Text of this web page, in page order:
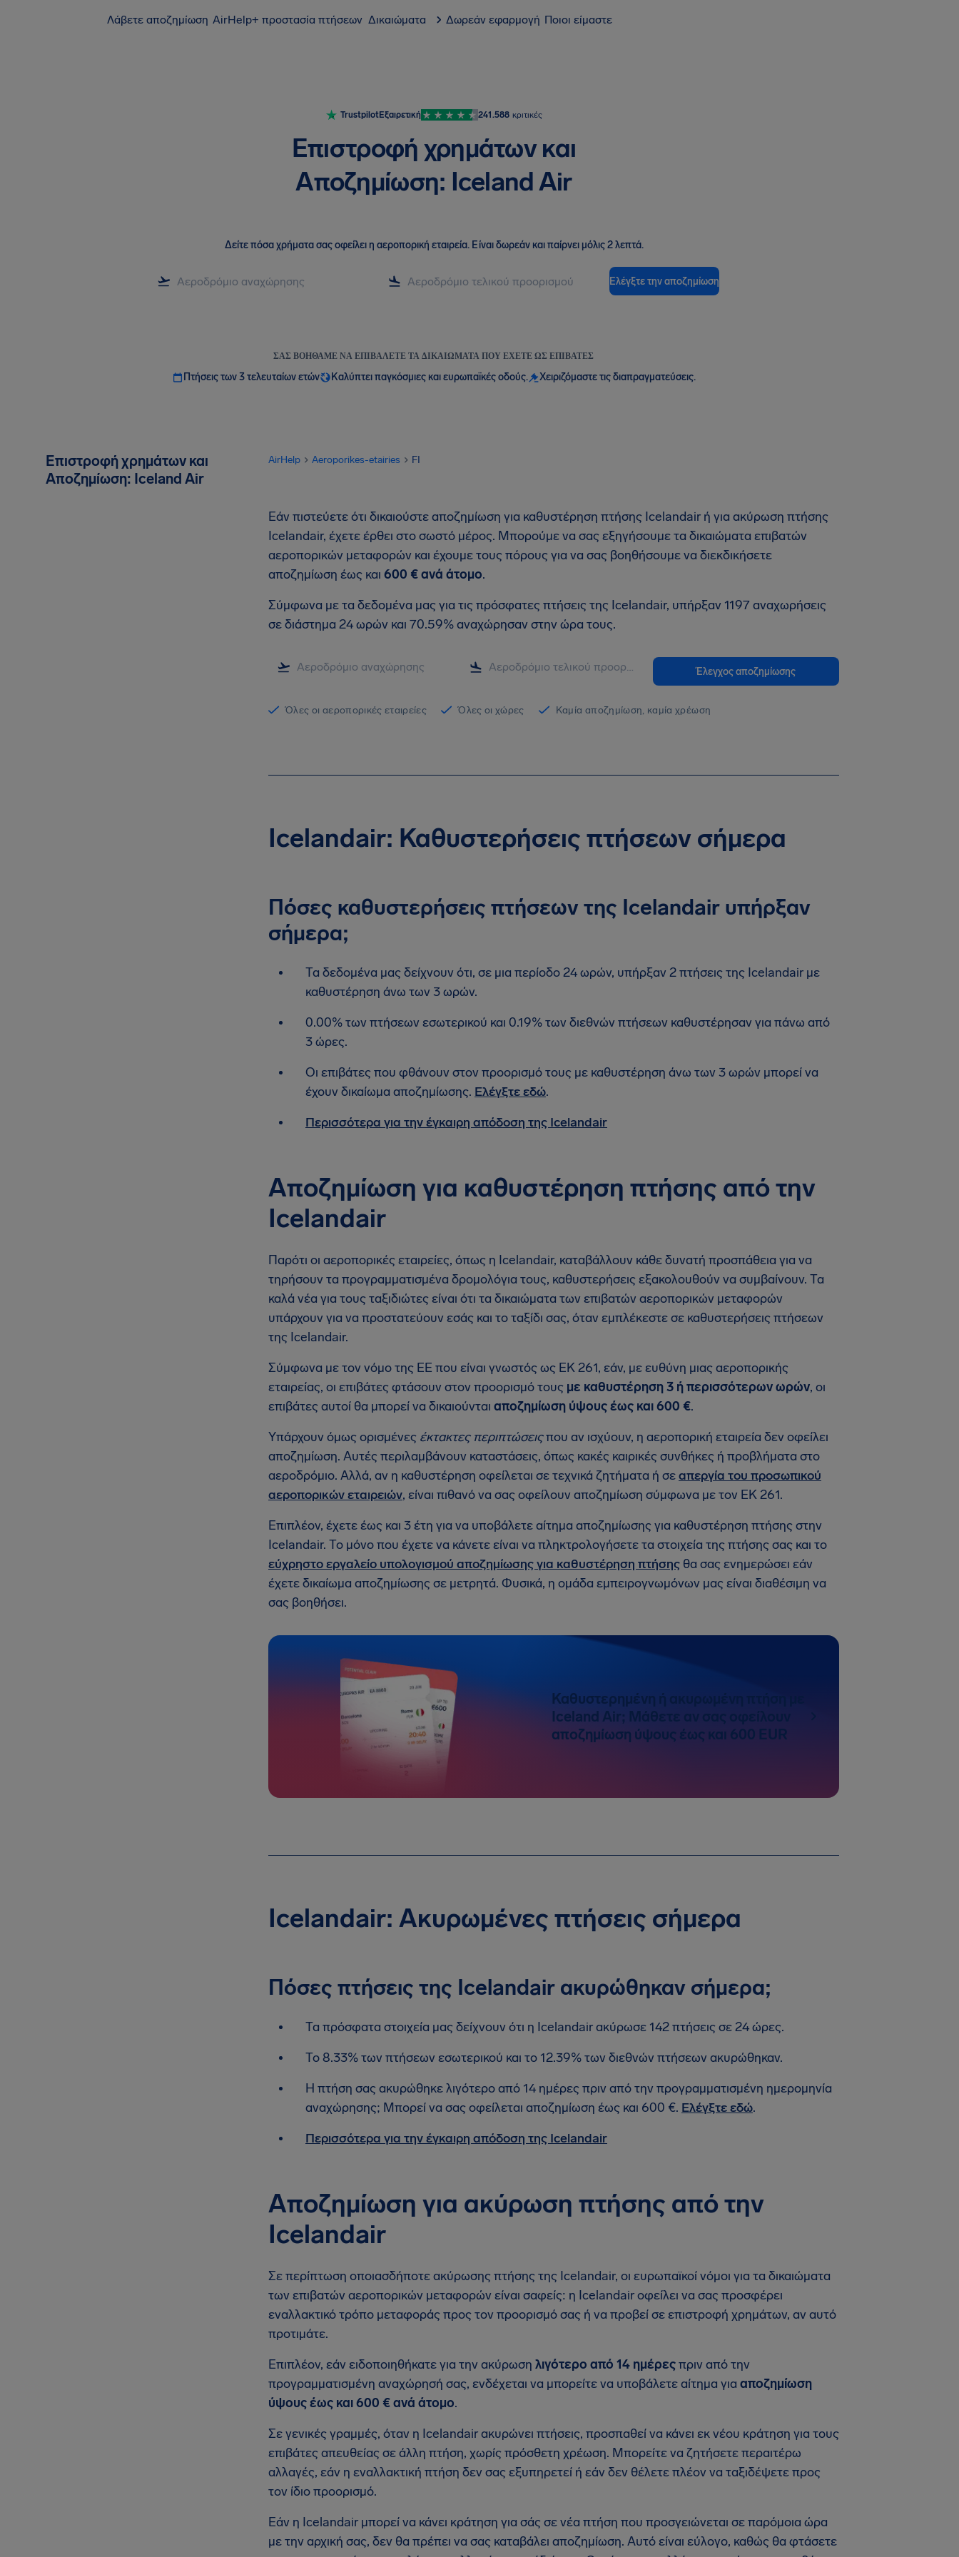
Λάβετε αποζημίωση AirHelp+ προστασία πτήσεων Δικαιώματα Δωρεάν εφαρμογή Ποιοι είμαστε
TrustpilotΕξαιρετική 241.588 κριτικές
Επιστροφή χρημάτων και
Αποζημίωση: Iceland Air
Δείτε πόσα χρήματα σας οφείλει η αεροπορική εταιρεία. Είναι δωρεάν και παίρνει μόλις 2 λεπτά.
Ελέγξτε την αποζημίωση
ΣΑΣ ΒΟΗΘΆΜΕ ΝΑ ΕΠΙΒΆΛΕΤΕ ΤΑ ΔΙΚΑΙΏΜΑΤΑ ΠΟΥ ΈΧΕΤΕ ΩΣ ΕΠΙΒΆΤΕΣ
Πτήσεις των 3 τελευταίων ετών Καλύπτει παγκόσμιες και ευρωπαϊκές οδούς. Χειριζόμαστε τις διαπραγματεύσεις.
Επιστροφή χρημάτων και
Αποζημίωση: Iceland Air
AirHelp Aeroporikes-etairies FI
Εάν πιστεύετε ότι δικαιούστε αποζημίωση για καθυστέρηση πτήσης Icelandair ή για ακύρωση πτήσης
Icelandair, έχετε έρθει στο σωστό μέρος. Μπορούμε να σας εξηγήσουμε τα δικαιώματα επιβατών
αεροπορικών μεταφορών και έχουμε τους πόρους για να σας βοηθήσουμε να διεκδικήσετε
αποζημίωση έως και 600 € ανά άτομο.
Σύμφωνα με τα δεδομένα μας για τις πρόσφατες πτήσεις της Icelandair, υπήρξαν 1197 αναχωρήσεις
σε διάστημα 24 ωρών και 70.59% αναχώρησαν στην ώρα τους.
Έλεγχος αποζημίωσης
Όλες οι αεροπορικές εταιρείες Όλες οι χώρες Καμία αποζημίωση, καμία χρέωση
Icelandair: Καθυστερήσεις πτήσεων σήμερα
Πόσες καθυστερήσεις πτήσεων της Icelandair υπήρξαν
σήμερα;
Τα δεδομένα μας δείχνουν ότι, σε μια περίοδο 24 ωρών, υπήρξαν 2 πτήσεις της Icelandair με
καθυστέρηση άνω των 3 ωρών.
0.00% των πτήσεων εσωτερικού και 0.19% των διεθνών πτήσεων καθυστέρησαν για πάνω από
3 ώρες.
Οι επιβάτες που φθάνουν στον προορισμό τους με καθυστέρηση άνω των 3 ωρών μπορεί να
έχουν δικαίωμα αποζημίωσης. Ελέγξτε εδώ.
Περισσότερα για την έγκαιρη απόδοση της Icelandair
Αποζημίωση για καθυστέρηση πτήσης από την
Icelandair
Παρότι οι αεροπορικές εταιρείες, όπως η Icelandair, καταβάλλουν κάθε δυνατή προσπάθεια για να
τηρήσουν τα προγραμματισμένα δρομολόγια τους, καθυστερήσεις εξακολουθούν να συμβαίνουν. Τα
καλά νέα για τους ταξιδιώτες είναι ότι τα δικαιώματα των επιβατών αεροπορικών μεταφορών
υπάρχουν για να προστατεύουν εσάς και το ταξίδι σας, όταν εμπλέκεστε σε καθυστερήσεις πτήσεων
της Icelandair.
Σύμφωνα με τον νόμο της ΕΕ που είναι γνωστός ως ΕΚ 261, εάν, με ευθύνη μιας αεροπορικής
εταιρείας, οι επιβάτες φτάσουν στον προορισμό τους με καθυστέρηση 3 ή περισσότερων ωρών, οι
επιβάτες αυτοί θα μπορεί να δικαιούνται αποζημίωση ύψους έως και 600 €.
Υπάρχουν όμως ορισμένες έκτακτες περιπτώσειςπου αν ισχύουν, η αεροπορική εταιρεία δεν οφείλει
αποζημίωση. Αυτές περιλαμβάνουν καταστάσεις, όπως κακές καιρικές συνθήκες ή προβλήματα στο
αεροδρόμιο. Αλλά, αν η καθυστέρηση οφείλεται σε τεχνικά ζητήματα ή σεαπεργία του προσωπικού
αεροπορικών εταιρειών, είναι πιθανό να σας οφείλουν αποζημίωση σύμφωνα με τον ΕΚ 261.
Επιπλέον, έχετε έως και 3 έτη για να υποβάλετε αίτημα αποζημίωσης για καθυστέρηση πτήσης στην
Icelandair. Το μόνο που έχετε να κάνετε είναι να πληκτρολογήσετε τα στοιχεία της πτήσης σας και το
εύχρηστο εργαλείο υπολογισμού αποζημίωσης για καθυστέρηση πτήσης θα σας ενημερώσει εάν
έχετε δικαίωμα αποζημίωσης σε μετρητά. Φυσικά, η ομάδα εμπειρογνωμόνων μας είναι διαθέσιμη να
σας βοηθήσει.
Καθυστερημένη ή ακυρωμένη πτήση με
Iceland Air; Μάθετε αν σας οφείλουν
αποζημίωση ύψους έως και 600 EUR
Icelandair: Ακυρωμένες πτήσεις σήμερα
Πόσες πτήσεις της Icelandair ακυρώθηκαν σήμερα;
Τα πρόσφατα στοιχεία μας δείχνουν ότι η Icelandair ακύρωσε 142 πτήσεις σε 24 ώρες.
Το 8.33% των πτήσεων εσωτερικού και το 12.39% των διεθνών πτήσεων ακυρώθηκαν.
Η πτήση σας ακυρώθηκε λιγότερο από 14 ημέρες πριν από την προγραμματισμένη ημερομηνία
αναχώρησης; Μπορεί να σας οφείλεται αποζημίωση έως και 600 €. Ελέγξτε εδώ.
Περισσότερα για την έγκαιρη απόδοση της Icelandair
Αποζημίωση για ακύρωση πτήσης από την
Icelandair
Σε περίπτωση οποιασδήποτε ακύρωσης πτήσης της Icelandair, οι ευρωπαϊκοί νόμοι για τα δικαιώματα
των επιβατών αεροπορικών μεταφορών είναι σαφείς: η Icelandair οφείλει να σας προσφέρει
εναλλακτικό τρόπο μεταφοράς προς τον προορισμό σας ή να προβεί σε επιστροφή χρημάτων, αν αυτό
προτιμάτε.
Επιπλέον, εάν ειδοποιηθήκατε για την ακύρωση λιγότερο από 14 ημέρεςπριν από την
προγραμματισμένη αναχώρησή σας, ενδέχεται να μπορείτε να υποβάλετε αίτημα για αποζημίωση
ύψους έως και 600 € ανά άτομο.
Σε γενικές γραμμές, όταν η Icelandair ακυρώνει πτήσεις, προσπαθεί να κάνει εκ νέου κράτηση για τους
επιβάτες απευθείας σε άλλη πτήση, χωρίς πρόσθετη χρέωση. Μπορείτε να ζητήσετε περαιτέρω
αλλαγές, εάν η εναλλακτική πτήση δεν σας εξυπηρετεί ή εάν δεν θέλετε πλέον να ταξιδέψετε προς
τον ίδιο προορισμό.
Εάν η Icelandair μπορεί να κάνει κράτηση για σάς σε νέα πτήση που προσγειώνεται σε παρόμοια ώρα
με την αρχική σας, δεν θα πρέπει να σας καταβάλει αποζημίωση. Αυτό είναι εύλογο, καθώς θα φτάσετε